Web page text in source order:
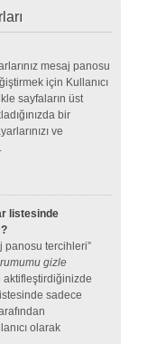
mesaj panosu
için Kullanıcı
sayfaların üst
bir
ve
listesinde
panosu tercihleri”
gizle
aktifleştirdiğinizde
sadece
olarak